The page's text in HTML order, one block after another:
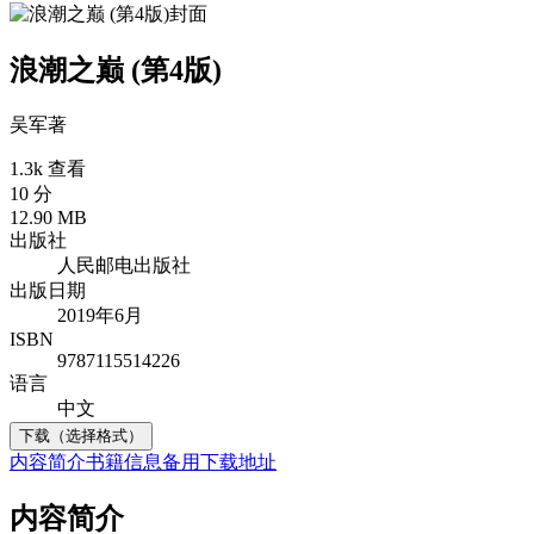
浪潮之巅 (第4版)
吴军著
1.3k 查看
10 分
12.90 MB
出版社
人民邮电出版社
出版日期
2019年6月
ISBN
9787115514226
语言
中文
下载（选择格式）
内容简介书籍信息备用下载地址
内容简介